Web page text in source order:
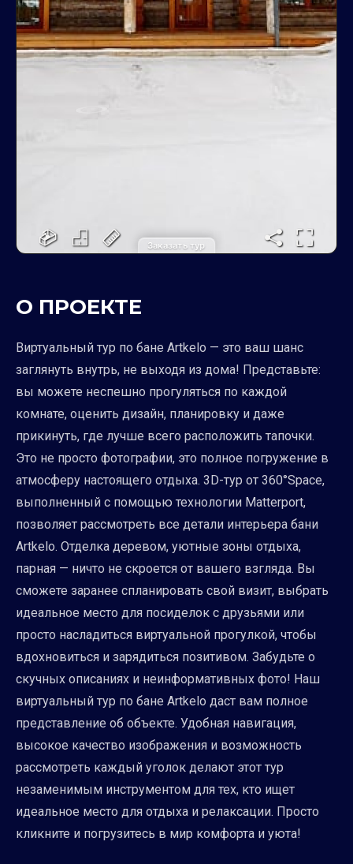
Заказать тур
О ПРОЕКТЕ
Виртуальный тур по бане Artkelo — это ваш шанс
заглянуть внутрь, не выходя из дома! Представьте:
вы можете неспешно прогуляться по каждой
комнате, оценить дизайн, планировку и даже
прикинуть, где лучше всего расположить тапочки.
Это не просто фотографии, это полное погружение в
атмосферу настоящего отдыха. 3D-тур от 360°Space,
выполненный с помощью технологии Matterport,
позволяет рассмотреть все детали интерьера бани
Artkelo. Отделка деревом, уютные зоны отдыха,
парная — ничто не скроется от вашего взгляда. Вы
сможете заранее спланировать свой визит, выбрать
идеальное место для посиделок с друзьями или
просто насладиться виртуальной прогулкой, чтобы
вдохновиться и зарядиться позитивом. Забудьте о
скучных описаниях и неинформативных фото! Наш
виртуальный тур по бане Artkelo даст вам полное
представление об объекте. Удобная навигация,
высокое качество изображения и возможность
рассмотреть каждый уголок делают этот тур
незаменимым инструментом для тех, кто ищет
идеальное место для отдыха и релаксации. Просто
кликните и погрузитесь в мир комфорта и уюта!